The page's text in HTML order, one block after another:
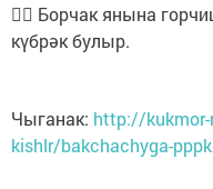
 Борчак янына
күбрәк булыр.
Чыганак: http://
kishlr/bakchachyga-